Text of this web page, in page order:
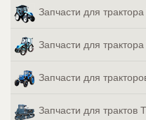
Запчасти для
Запчасти для
Запчасти для
Запчасти для трактов